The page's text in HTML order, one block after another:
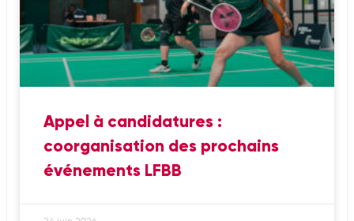
Appel à candidatures :
coorganisation des prochains
événements LFBB